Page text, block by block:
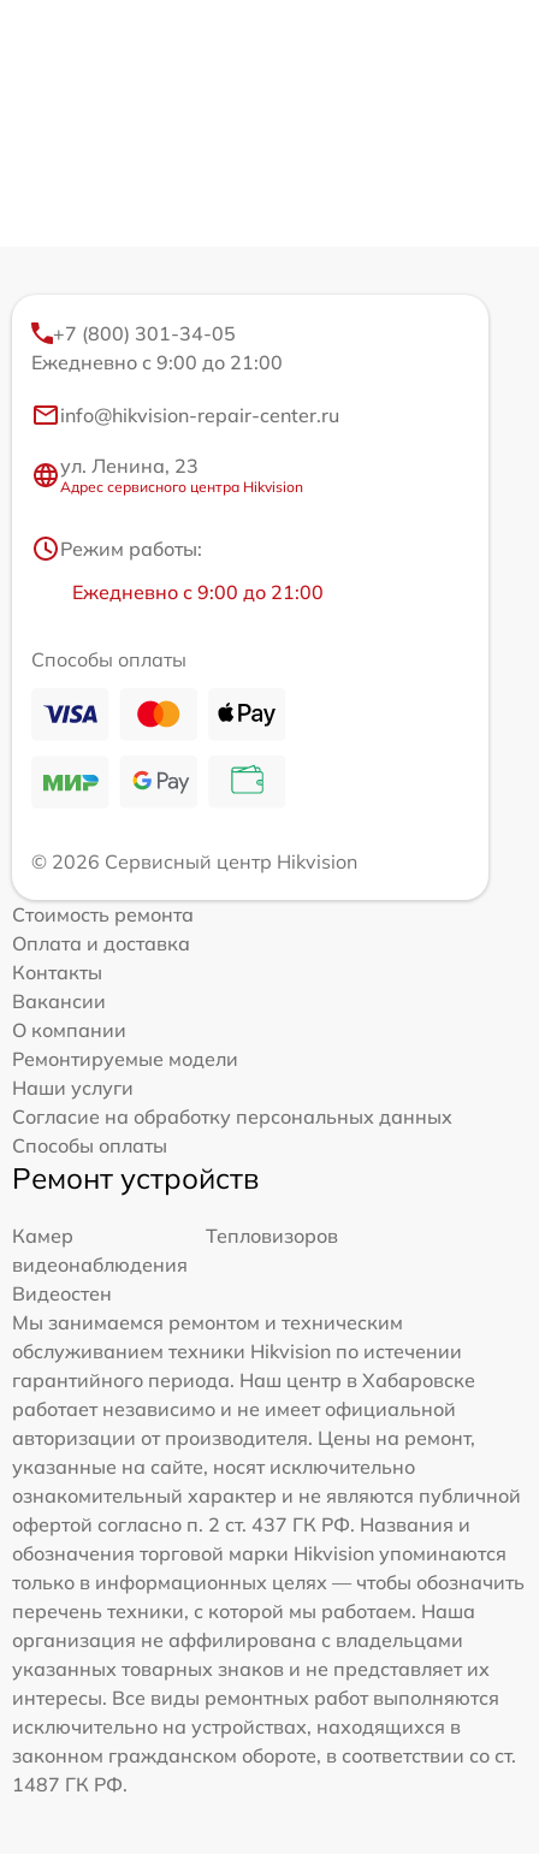
+7 (800) 301-34-05
Ежедневно с 9:00 до 21:00
info@hikvision-repair-center.ru
ул. Ленина, 23
Адрес сервисного центра Hikvision
Режим работы:
Ежедневно с 9:00 до 21:00
Способы оплаты
© 2026 Сервисный центр Hikvision
Стоимость ремонта
Оплата и доставка
Контакты
Вакансии
О компании
Ремонтируемые модели
Наши услуги
Согласие на обработку персональных данных
Способы оплаты
Ремонт устройств
Камер
видеонаблюдения
Тепловизоров
Видеостен
Мы занимаемся ремонтом и техническим
обслуживанием техники Hikvision по истечении
гарантийного периода. Наш центр в Хабаровске
работает независимо и не имеет официальной
авторизации от производителя. Цены на ремонт,
указанные на сайте, носят исключительно
ознакомительный характер и не являются публичной
офертой согласно п. 2 ст. 437 ГК РФ. Названия и
обозначения торговой марки Hikvision упоминаются
только в информационных целях — чтобы обозначить
перечень техники, с которой мы работаем. Наша
организация не аффилирована с владельцами
указанных товарных знаков и не представляет их
интересы. Все виды ремонтных работ выполняются
исключительно на устройствах, находящихся в
законном гражданском обороте, в соответствии со ст.
1487 ГК РФ.